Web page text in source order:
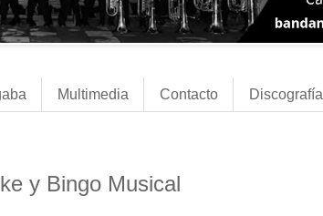
Multimedia Contacto Discografía
y Bingo Musical